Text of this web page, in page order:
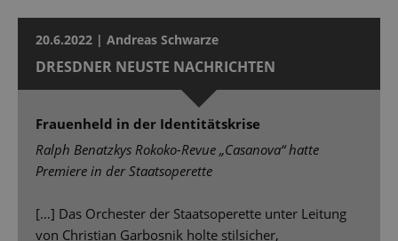
20.6.2022 | Andreas Schwarze
DRESDNER NEUSTE NACHRICHTEN
Frauenheld in der Identitätskrise
Ralph Benatzkys Rokoko-Revue „Casanova“ hatte
Premiere in der Staatsoperette
[…] Das Orchester der Staatsoperette unter Leitung
von Christian Garbosnik holte stilsicher,